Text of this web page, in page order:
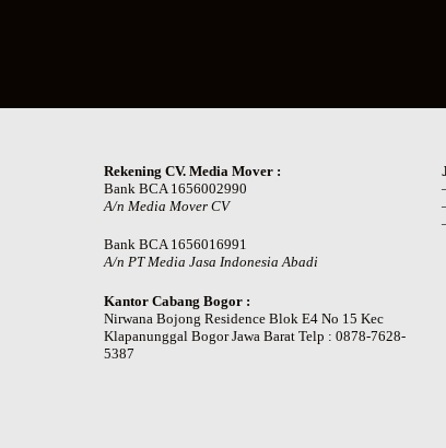
Rekening CV. Media Mover :
Bank BCA 1656002990
A/n Media Mover CV
Bank BCA 1656016991
A/n PT Media Jasa Indonesia Abadi
Kantor Cabang Bogor :
Nirwana Bojong Residence Blok E4 No 15 Kec
Klapanunggal Bogor Jawa Barat Telp : 0878-7628-
5387